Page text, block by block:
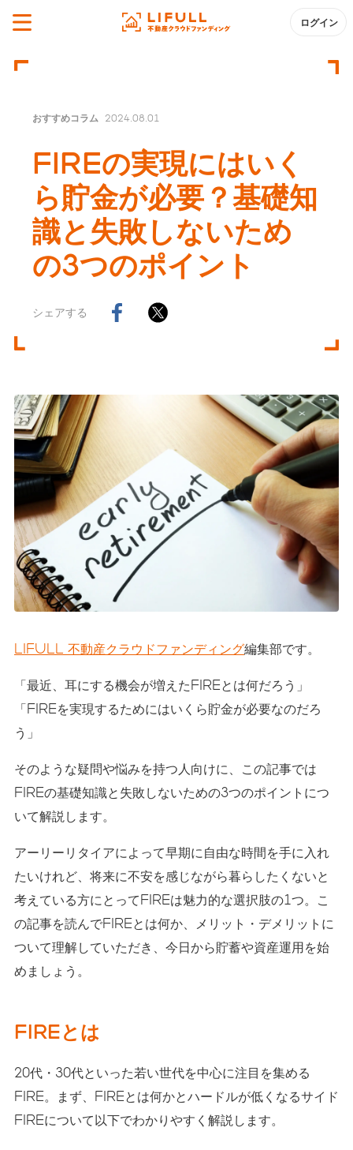
ログイン
おすすめコラム 2024.08.01
FIREの実現にはいく
ら貯金が必要？基礎知
識と失敗しないため
の3つのポイント
シェアする
LIFULL 不動産クラウドファンディング編集部です。
「最近、耳にする機会が増えたFIREとは何だろう」
「FIREを実現するためにはいくら貯金が必要なのだろ
う」
そのような疑問や悩みを持つ人向けに、この記事では
FIREの基礎知識と失敗しないための3つのポイントにつ
いて解説します。
アーリーリタイアによって早期に自由な時間を手に入れ
たいけれど、将来に不安を感じながら暮らしたくないと
考えている方にとってFIREは魅力的な選択肢の1つ。こ
の記事を読んでFIREとは何か、メリット・デメリットに
ついて理解していただき、今日から貯蓄や資産運用を始
めましょう。
FIREとは
20代・30代といった若い世代を中心に注目を集める
FIRE。まず、FIREとは何かとハードルが低くなるサイド
FIREについて以下でわかりやすく解説します。